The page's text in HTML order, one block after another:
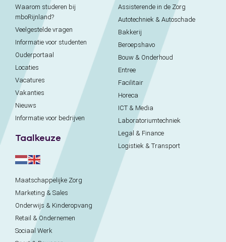
Waarom studeren bij
mboRijnland?
Veelgestelde vragen
Informatie voor studenten
Ouderportaal
Locaties
Vacatures
Vakanties
Nieuws
Informatie voor bedrijven
Taalkeuze
Assisterende in de Zorg
Autotechniek & Autoschade
Bakkerij
Beroepshavo
Bouw & Onderhoud
Entree
Facilitair
Horeca
ICT & Media
Laboratoriumtechniek
Legal & Finance
Logistiek & Transport
Maatschappelijke Zorg
Marketing & Sales
Onderwijs & Kinderopvang
Retail & Ondernemen
Sociaal Werk